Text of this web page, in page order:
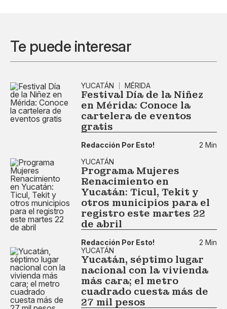
Te puede interesar
YUCATÁN MÉRIDA
Festival Día de la Niñez
en Mérida: Conoce la
cartelera de eventos
gratis
Redacción Por Esto!
2 Min
YUCATÁN
Programa Mujeres
Renacimiento en
Yucatán: Ticul, Tekit y
otros municipios para el
registro este martes 22
de abril
Redacción Por Esto!
2 Min
YUCATÁN
Yucatán, séptimo lugar
nacional con la vivienda
más cara; el metro
cuadrado cuesta más de
27 mil pesos